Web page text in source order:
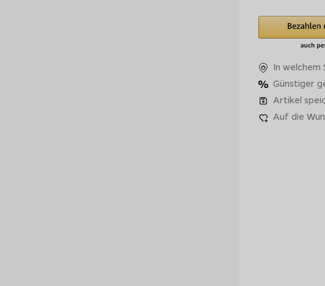
In welchem
Günstiger
Artikel
Auf die